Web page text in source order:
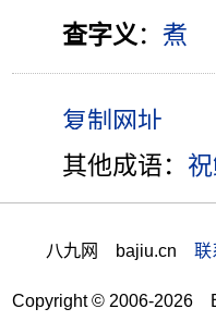
查字义 ：煮
其他成语：
八九网 bajiu.cn
Copyright © 2006-2026